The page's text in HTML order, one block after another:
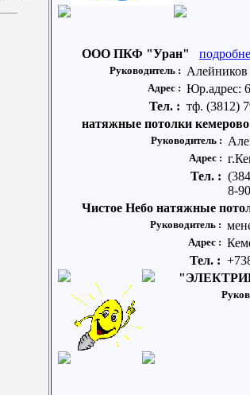
ООО ПКФ "Уран"
Руководитель :
Адрес : Юр.адрес:
Тел. : тф. (3812)
натяжные потолки
Руководитель :
Адрес :
Тел. :
8-
Чистое Небо натяжные
Руководитель :
Адрес :
Тел. :